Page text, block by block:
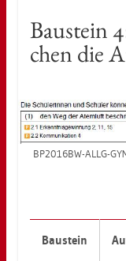
Bau­stein
chen die
BP2016BW-ALLG-
Bau­stein